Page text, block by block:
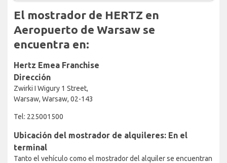
El mostrador de HERTZ en
Aeropuerto de Warsaw se
encuentra en:
Hertz Emea Franchise
Dirección
Zwirki I Wigury 1 Street,
Warsaw, Warsaw, 02-143
Tel: 225001500
Ubicación del mostrador de alquileres: En el
terminal
Tanto el vehículo como el mostrador del alquiler se encuentran